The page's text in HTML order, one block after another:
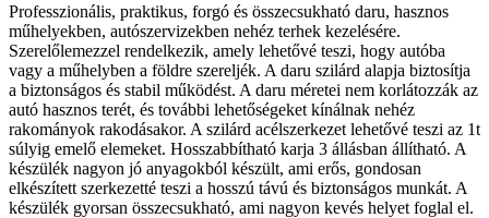
Professzionális, praktikus, forgó és összecsukható daru, hasznos
műhelyekben, autószervizekben nehéz terhek kezelésére.
Szerelőlemezzel rendelkezik, amely lehetővé teszi, hogy autóba
vagy a műhelyben a földre szereljék. A daru szilárd alapja biztosítja
a biztonságos és stabil működést. A daru méretei nem korlátozzák az
autó hasznos terét, és további lehetőségeket kínálnak nehéz
rakományok rakodásakor. A szilárd acélszerkezet lehetővé teszi az 1t
súlyig emelő elemeket. Hosszabbítható karja 3 állásban állítható. A
készülék nagyon jó anyagokból készült, ami erős, gondosan
elkészített szerkezetté teszi a hosszú távú és biztonságos munkát. A
készülék gyorsan összecsukható, ami nagyon kevés helyet foglal el.